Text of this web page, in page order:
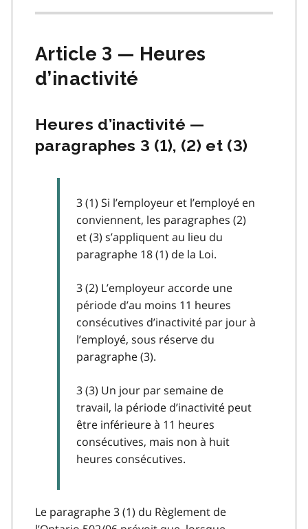
Article 3 — Heures
d’inactivité
Heures d’inactivité —
paragraphes 3 (1), (2) et (3)
3 (1) Si l’employeur et l’employé en
conviennent, les paragraphes (2)
et (3) s’appliquent au lieu du
paragraphe 18 (1) de la Loi.
3 (2) L’employeur accorde une
période d’au moins 11 heures
consécutives d’inactivité par jour à
l’employé, sous réserve du
paragraphe (3).
3 (3) Un jour par semaine de
travail, la période d’inactivité peut
être inférieure à 11 heures
consécutives, mais non à huit
heures consécutives.
Le paragraphe 3 (1) du Règlement de